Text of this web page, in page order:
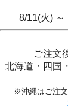
8/11(火) ～
ご注文
北海道・四国
※沖縄はご注文